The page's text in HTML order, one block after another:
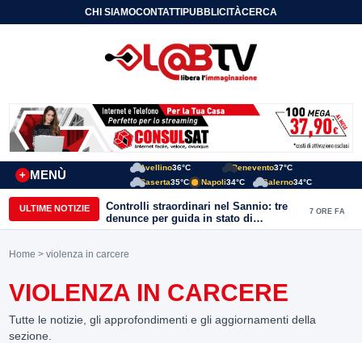
CHI SIAMOCONTATTIPUBBLICITÀCERCA
MENÙ
+
Avellino36°C Benevento37°C
Caserta35°C Napoli34°C Salerno34°C
ULTIME NOTIZIE
Controlli straordinari nel Sannio: tre
denunce per guida in stato di
ebbrezza, un arresto e 1.500 kg di
7 ORE FA
Home > violenza in carcere
VIOLENZA IN CARCERE
Tutte le notizie, gli approfondimenti e gli aggiornamenti della
sezione.